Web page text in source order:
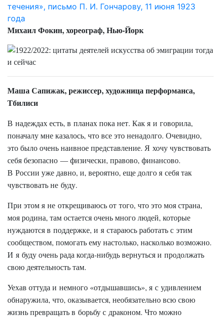
течения», письмо П. И. Гончарову, 11 июня 1923
года
Михаил Фокин, хореограф, Нью-Йорк
Маша Сапижак, режиссер, художница перформанса,
Тбилиси
В надеждах есть, в планах пока нет. Как я и говорила,
поначалу мне казалось, что все это ненадолго. Очевидно,
это было очень наивное представление. Я хочу чувствовать
себя безопасно — физически, правово, финансово.
В России уже давно, и, вероятно, еще долго я себя так
чувствовать не буду.
При этом я не открещиваюсь от того, что это моя страна,
моя родина, там остается очень много людей, которые
нуждаются в поддержке, и я стараюсь работать с этим
сообществом, помогать ему настолько, насколько возможно.
И я буду очень рада когда-нибудь вернуться и продолжать
свою деятельность там.
Уехав оттуда и немного «отдышавшись», я с удивлением
обнаружила, что, оказывается, необязательно всю свою
жизнь превращать в борьбу с драконом. Что можно